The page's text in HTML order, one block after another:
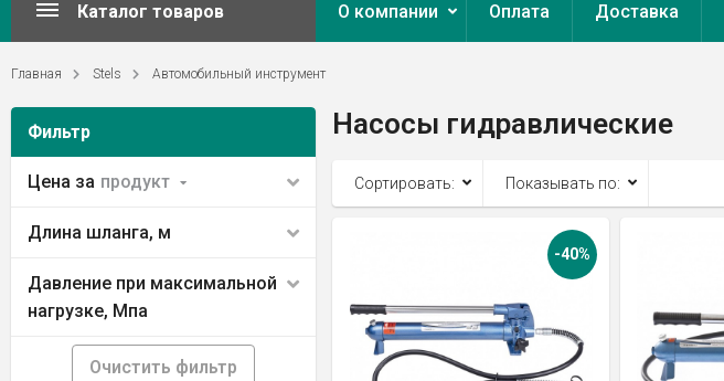
Каталог товаров О компании Оплата Доставка
Главная Stels Автомобильный инструмент
Фильтр
Цена за продукт
Длина шланга, м
Давление при максимальной
нагрузке, Мпа
Очистить фильтр
Насосы гидравлические
Сортировать: Показывать по:
-40%